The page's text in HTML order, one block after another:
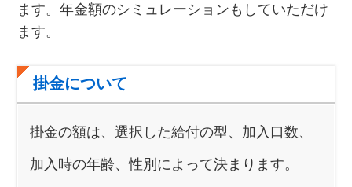
ます。年金額のシミュレーションもしていただけ
ます。
掛金について
掛金の額は、選択した給付の型、加入口数、
加入時の年齢、性別によって決まります。